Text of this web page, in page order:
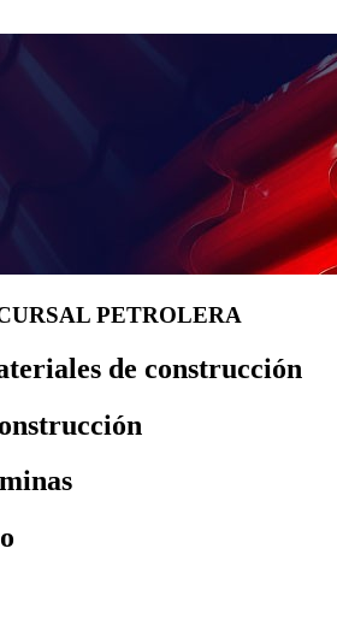
PETROLERA
de construcción